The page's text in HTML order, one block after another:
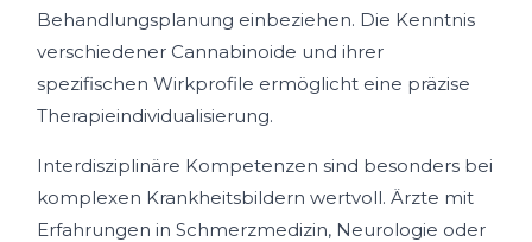
Behandlungsplanung einbeziehen. Die Kenntnis
verschiedener Cannabinoide und ihrer
spezifischen Wirkprofile ermöglicht eine präzise
Therapieindividualisierung.
Interdisziplinäre Kompetenzen sind besonders bei
komplexen Krankheitsbildern wertvoll. Ärzte mit
Erfahrungen in Schmerzmedizin, Neurologie oder